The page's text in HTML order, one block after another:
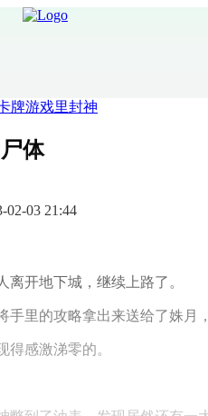
牌游戏里封神
体
02-03 21:44
离开地下城，继续上路了。
手里的攻略拿出来送给了姝月
得感激涕零的。